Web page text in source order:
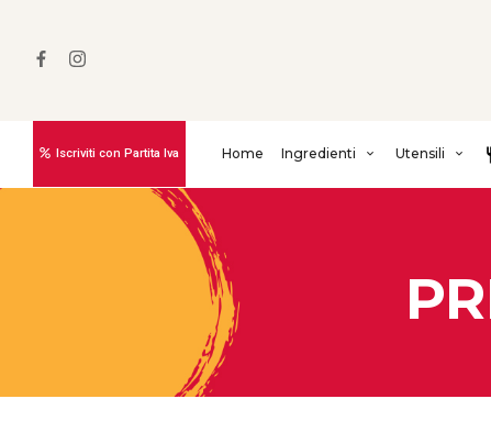
Iscriviti con Partita Iva Home Ingredienti Utensili